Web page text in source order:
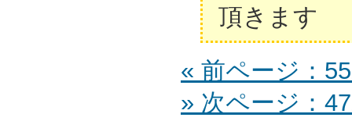
頂きます
« 前ページ：
» 次ページ：